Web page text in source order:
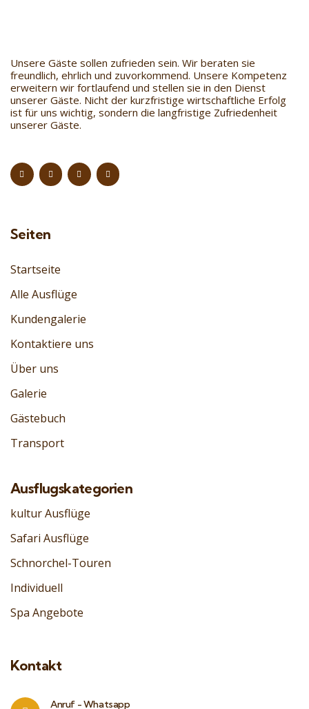
Unsere Gäste sollen zufrieden sein. Wir beraten sie
freundlich, ehrlich und zuvorkommend. Unsere Kompetenz
erweitern wir fortlaufend und stellen sie in den Dienst
unserer Gäste. Nicht der kurzfristige wirtschaftliche Erfolg
ist für uns wichtig, sondern die langfristige Zufriedenheit
unserer Gäste.
Seiten
Startseite
Alle Ausflüge
Kundengalerie
Kontaktiere uns
Über uns
Galerie
Gästebuch
Transport
Ausflugskategorien
kultur Ausflüge
Safari Ausflüge
Schnorchel-Touren
Individuell
Spa Angebote
Kontakt
Anruf - Whatsapp